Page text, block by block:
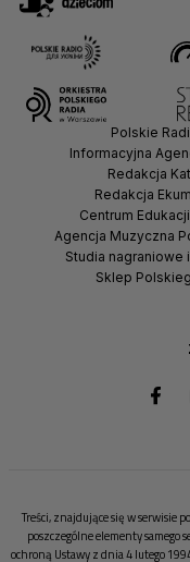
Polskie
Informacyjna
Redakcja
Redakcja
Centrum
Agencja Muzyczna
Studia nagraniowe
Sklep
Treści, znajdujące się w serwisie
poszczególne elementy
ochroną Ustawy z dnia 4 lutego